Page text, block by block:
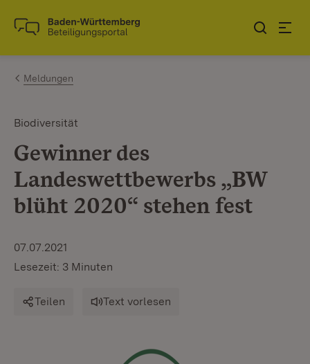
Zum Inhalt springen
Link zur Startseite
Meldungen
Biodiversität
Gewinner des
Landeswettbewerbs „BW
blüht 2020“ stehen fest
07.07.2021
Lesezeit: 3 Minuten
Teilen Text vorlesen